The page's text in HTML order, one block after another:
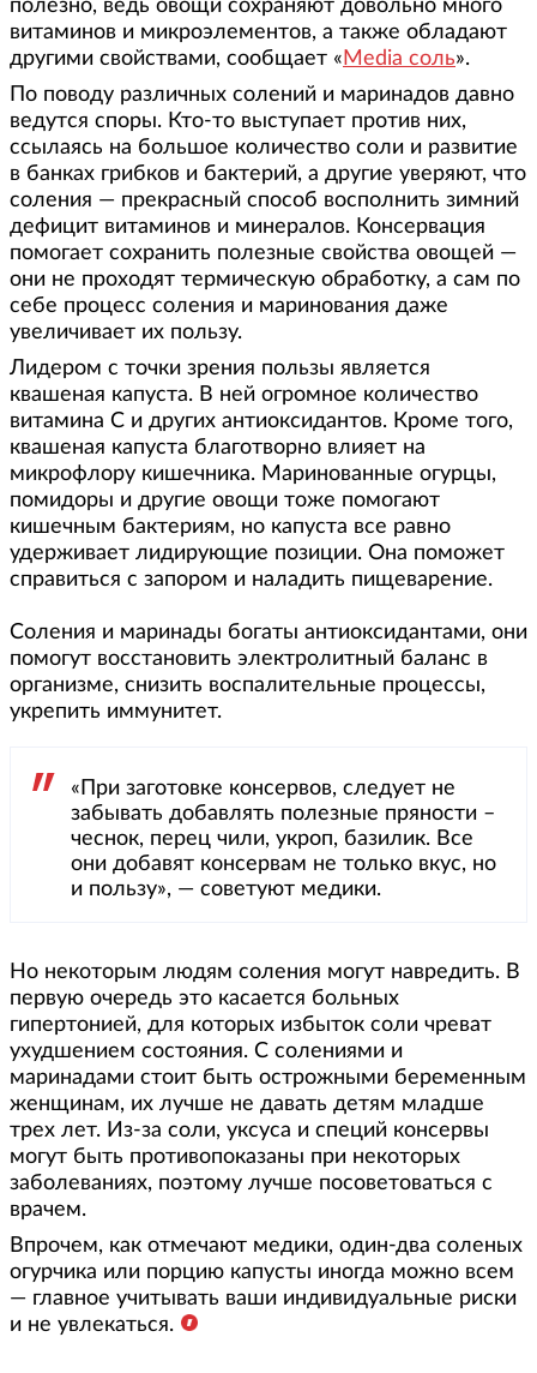
полезно, ведь овощи сохраняют довольно много
витаминов и микроэлементов, а также обладают
другими свойствами, сообщает « Media соль».
По поводу различных солений и маринадов давно
ведутся споры. Кто-то выступает против них,
ссылаясь на большое количество соли и развитие
в банках грибков и бактерий, а другие уверяют, что
соления — прекрасный способ восполнить зимний
дефицит витаминов и минералов. Консервация
помогает сохранить полезные свойства овощей —
они не проходят термическую обработку, а сам по
себе процесс соления и маринования даже
увеличивает их пользу.
Лидером с точки зрения пользы является
квашеная капуста. В ней огромное количество
витамина С и других антиоксидантов. Кроме того,
квашеная капуста благотворно влияет на
микрофлору кишечника. Маринованные огурцы,
помидоры и другие овощи тоже помогают
кишечным бактериям, но капуста все равно
удерживает лидирующие позиции. Она поможет
справиться с запором и наладить пищеварение.
Соления и маринады богаты антиоксидантами, они
помогут восстановить электролитный баланс в
организме, снизить воспалительные процессы,
укрепить иммунитет.
«При заготовке консервов, следует не
забывать добавлять полезные пряности –
чеснок, перец чили, укроп, базилик. Все
они добавят консервам не только вкус, но
и пользу», — советуют медики.
Но некоторым людям соления могут навредить. В
первую очередь это касается больных
гипертонией, для которых избыток соли чреват
ухудшением состояния. С солениями и
маринадами стоит быть острожными беременным
женщинам, их лучше не давать детям младше
трех лет. Из-за соли, уксуса и специй консервы
могут быть противопоказаны при некоторых
заболеваниях, поэтому лучше посоветоваться с
врачем.
Впрочем, как отмечают медики, один-два соленых
огурчика или порцию капусты иногда можно всем
— главное учитывать ваши индивидуальные риски
и не увлекаться.